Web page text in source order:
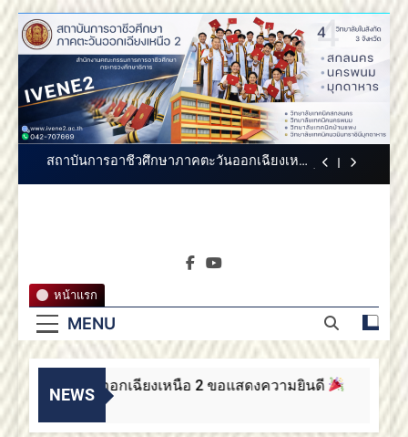
Skip
to
2 ขอแสดงความยินดี
สถาบันการอาชีวศึกษาภาคตะวันออกเฉียง
เหนือ 2 ขอแสดงความยินดี
สถาบันการอาชีวศึกษาภาคตะวันออกเฉียงเหนือ
2 ประกาศสรรหากรรมการสภาสถาบันผู้ทรง
คุณวุฒิ
ขอแสดงความยินดีกับบัณฑิตทุกท่าน สถาบันการ
อาชีวศึกษาภาคตะวันออกเฉียงเหนือ 2
สถาบันการอาชีวศึกษาภาคตะวันออกเฉียงเหนือ
2 ประกาศสรรหากรรมการสภาสถาบันผู้ทรง
ขอแสดงความยินดีกับบัณฑิตทุกท่าน สถาบันการ
สถาบันการอาชีวศึกษาภาคตะวันออกเฉียงเหนือ
2 ขอแสดงความยินดี
สถาบันการ
ภาคตะวัน
ออกเฉียง
เหนือ 2
สถาบันการอาชีวศึกษาภาค
MENU
หน้าแรก
NEWS
าภาคตะวันออกเฉียงเหนือ 2 ขอแสดงความยินดี